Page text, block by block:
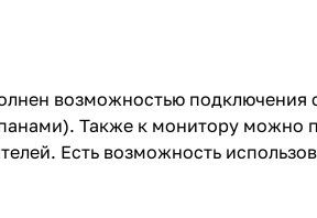
возможностью
Также к монитору
Есть возможность